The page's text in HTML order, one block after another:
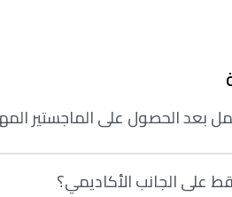
بعد الحصول على الماجستير
على الجانب الأكاديمي؟